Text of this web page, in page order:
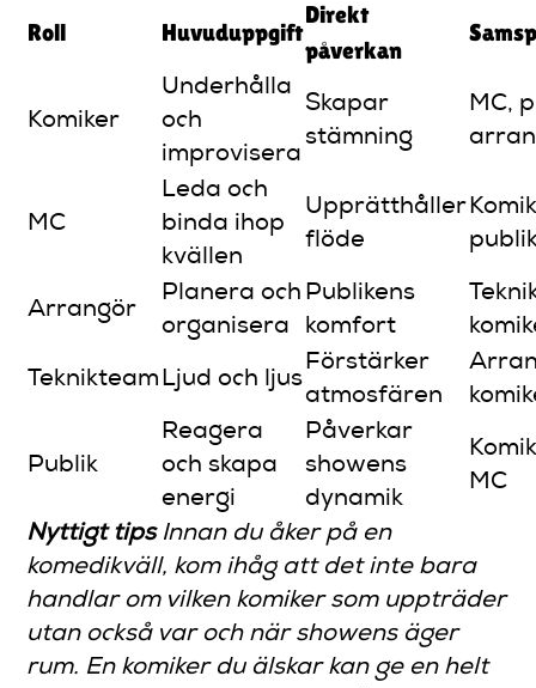
Roll Huvuduppgift
Direkt
påverkan
Komiker
Underhålla
och
improvisera
Skapar
stämning
MC,
MC
Leda och
binda ihop
kvällen
Upprätthåller
flöde
Arrangör
Planera och
organisera
Publikens
komfort
Teknikteam Ljud och ljus
Förstärker
atmosfären
Publik
Reagera
och skapa
energi
Påverkar
showens
dynamik
MC
Nyttigt tips Innan du åker på en
komedikväll, kom ihåg att det inte bara
handlar om vilken komiker som uppträder
utan också var och när showens äger
rum. En komiker du älskar kan ge en helt